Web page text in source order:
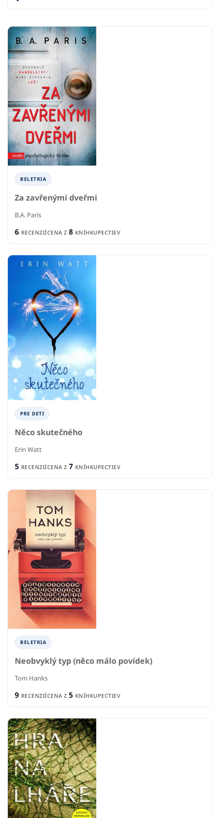
BELETRIA
Za zavřenými dveřmi
B.A. Paris
6 RECENZIÍCENA Z 8 KNÍHKUPECTIEV
PRE DETI
Něco skutečného
Erin Watt
5 RECENZIÍCENA Z 7 KNÍHKUPECTIEV
BELETRIA
Neobvyklý typ (něco málo povídek)
Tom Hanks
9 RECENZIÍCENA Z 5 KNÍHKUPECTIEV